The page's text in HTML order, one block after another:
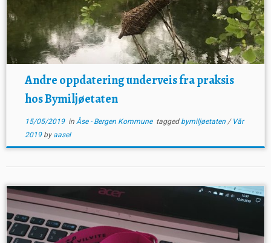
Andre oppdatering underveis fra praksis
hos Bymiljøetaten
15/05/2019in Åse - Bergen Kommune tagged bymiljøetaten / Vår
2019 by aasel